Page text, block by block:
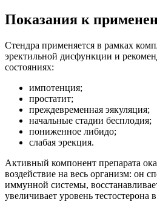
Показания к
Стендра применяется в рамках
эректильной дисфункции и
состояниях:
импотенция;
простатит;
преждевременная эякуляция;
начальные стадии бесплодия;
пониженное либидо;
слабая эрекция.
Активный компонент препарата
воздействие на весь организм: он
иммунной системы,
увеличивает уровень тестостерона